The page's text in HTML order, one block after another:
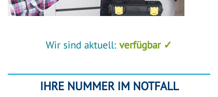
Wir sind aktuell: verfügbar ✓
IHRE NUMMER IM NOTFALL